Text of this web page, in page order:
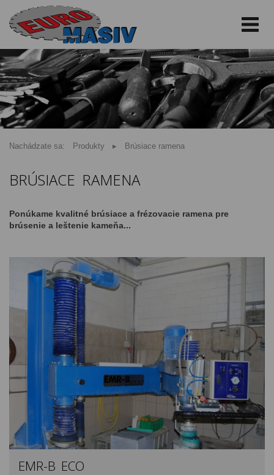
Nachádzate sa: Produkty Brúsiace ramena
BRÚSIACE RAMENA
Ponúkame kvalitné brúsiace a frézovacie ramena pre
brúsenie a leštenie kameňa...
EMR-B ECO